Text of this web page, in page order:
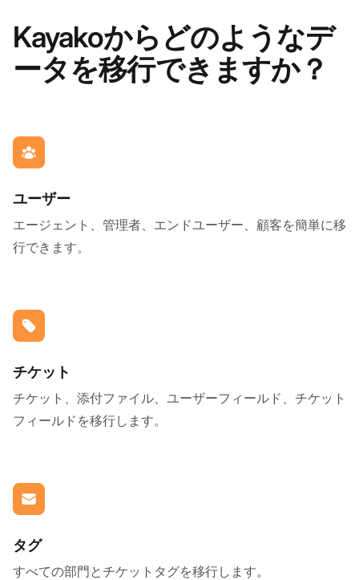
Kayakoからどのようなデ
ータを移行できますか？
ユーザー
エージェント、管理者、エンドユーザー、顧客を簡単に移
行できます。
チケット
チケット、添付ファイル、ユーザーフィールド、チケット
フィールドを移行します。
タグ
すべての部門とチケットタグを移行します。